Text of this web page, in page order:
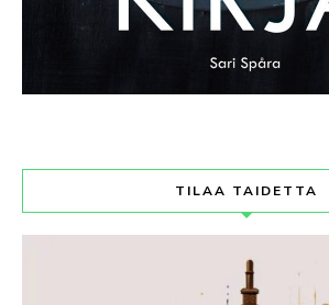
TILAA TAIDETTA